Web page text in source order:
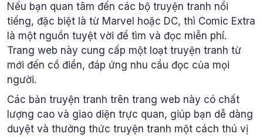
Nếu bạn quan tâm đến các bộ truyện tranh nổi
tiếng, đặc biệt là từ Marvel hoặc DC, thì Comic Extra
là một nguồn tuyệt vời để tìm và đọc miễn phí.
Trang web này cung cấp một loạt truyện tranh từ
mới đến cổ điển, đáp ứng nhu cầu đọc của mọi
người.
Các bản truyện tranh trên trang web này có chất
lượng cao và giao diện trực quan, giúp bạn dễ dàng
duyệt và thưởng thức truyện tranh một cách thú vị